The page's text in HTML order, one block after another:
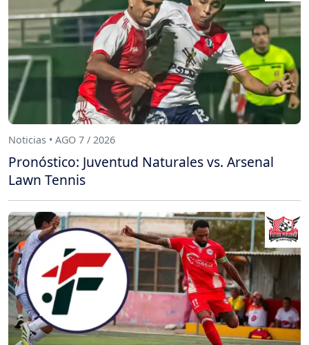
Noticias • AGO 7 / 2026
Pronóstico: Juventud Naturales vs. Arsenal
Lawn Tennis